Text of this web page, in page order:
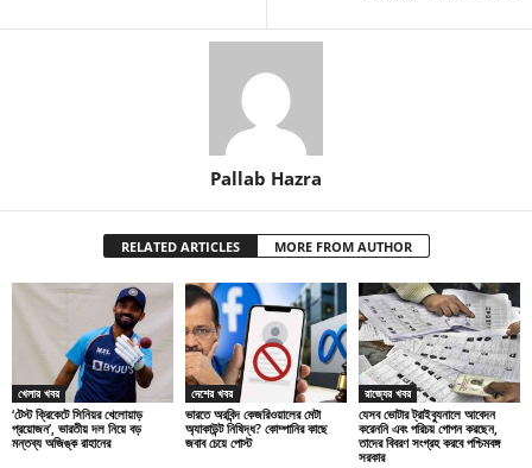
Pallab Hazra
RELATED ARTICLES MORE FROM AUTHOR
খেলার খবর
‘টেস্ট ক্রিকেটে সিনিয়র খেলোয়াড়
প্রয়োজন’, ভারতীয় দল নিয়ে বড়
মন্তব্য অজিঙ্ক রাহানের
দেশের খবর
ভারতে অরবিন্দ কেজরিওয়ালের মেটা
অ্যাকাউন্ট নিষিদ্ধ? কোম্পানির কাছে
জবাব চেয়ে পোস্ট
রাজ্যের খবর
যেসব ভোটার ট্রাইব্যুনালে আবেদন
করেননি এবং পরিচয় গোপন করছেন,
তাদের বিবরণ সংগ্রহ করবে পশ্চিমবঙ্গ
সরকার